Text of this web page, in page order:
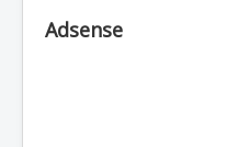
Adsense